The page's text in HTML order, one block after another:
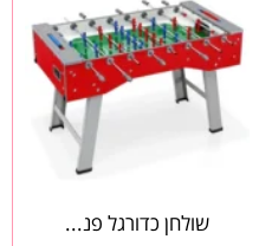
שולחן כדורגל פנ...